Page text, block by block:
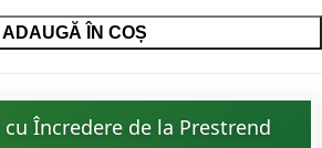
ADAUGĂ ÎN COȘ
cu Încredere de la Prestrend